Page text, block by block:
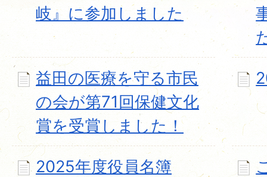
岐』に参加しました
益田の医療を守る市民
の会が第71回保健文化
賞を受賞しました！
2025年度役員名簿